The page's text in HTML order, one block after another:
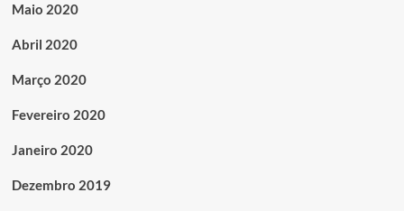
Maio 2020
Abril 2020
Março 2020
Fevereiro 2020
Janeiro 2020
Dezembro 2019